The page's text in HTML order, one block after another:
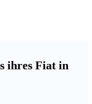
ihres Fiat in